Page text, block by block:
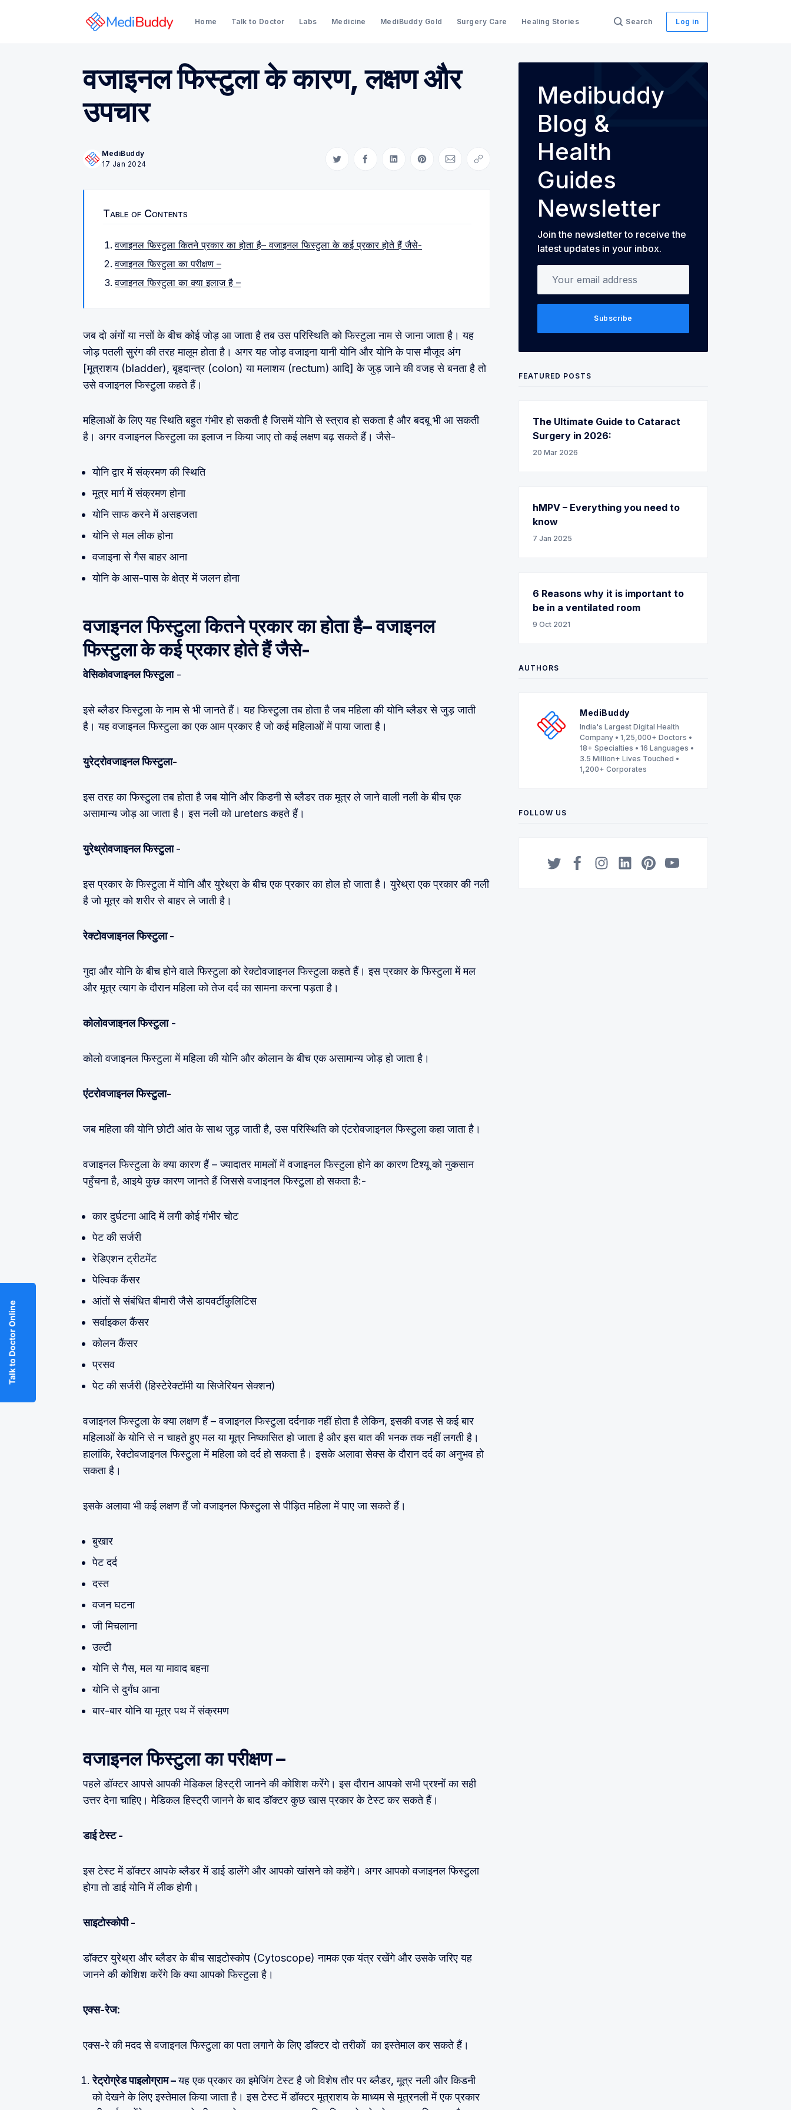
Home Talk to Doctor Labs Medicine MediBuddy Gold Surgery Care Healing Stories Search Log in
Search Medibuddy Blog & Health Guides
वजाइनल फिस्टुला के कारण, लक्षण और
उपचार
MediBuddy
17 Jan 2024
Share on Twitter
Share on Facebook
Share on LinkedIn
Share on Pinterest
Share via Email
Copy link
Table of Contents
वजाइनल फिस्टुला कितने प्रकार का होता है– वजाइनल फिस्टुला के कई प्रकार होते हैं जैसे-
वजाइनल फिस्टुला का परीक्षण –
वजाइनल फिस्टुला का क्या इलाज है –
जब दो अंगों या नसों के बीच कोई जोड़ आ जाता है तब उस परिस्थिति को फिस्टुला नाम से जाना जाता है। यह
जोड़ पतली सुरंग की तरह मालूम होता है। अगर यह जोड़ वजाइना यानी योनि और योनि के पास मौजूद अंग
[मूत्राशय (bladder), बृहदान्त्र (colon) या मलाशय (rectum) आदि] के जुड़ जाने की वजह से बनता है तो
उसे वजाइनल फिस्टुला कहते हैं।
महिलाओं के लिए यह स्थिति बहुत गंभीर हो सकती है जिसमें योनि से स्त्राव हो सकता है और बदबू भी आ सकती
है। अगर वजाइनल फिस्टुला का इलाज न किया जाए तो कई लक्षण बढ़ सकते हैं। जैसे-
योनि द्वार में संक्रमण की स्थिति
मूत्र मार्ग में संक्रमण होना
योनि साफ करने में असहजता
योनि से मल लीक होना
वजाइना से गैस बाहर आना
योनि के आस-पास के क्षेत्र में जलन होना
वजाइनल फिस्टुला कितने प्रकार का होता है– वजाइनल
फिस्टुला के कई प्रकार होते हैं जैसे-
वेसिकोवजाइनल फिस्टुला-
इसे ब्लैडर फिस्टुला के नाम से भी जानते हैं। यह फिस्टुला तब होता है जब महिला की योनि ब्लैडर से जुड़ जाती
है। यह वजाइनल फिस्टुला का एक आम प्रकार है जो कई महिलाओं में पाया जाता है।
युरेट्रोवजाइनल फिस्टुला-
इस तरह का फिस्टुला तब होता है जब योनि और किडनी से ब्लैडर तक मूत्र ले जाने वाली नली के बीच एक
असामान्य जोड़ आ जाता है। इस नली को ureters कहते हैं।
युरेथ्रोवजाइनल फिस्टुला-
इस प्रकार के फिस्टुला में योनि और युरेथ्रा के बीच एक प्रकार का होल हो जाता है। युरेथ्रा एक प्रकार की नली
है जो मूत्र को शरीर से बाहर ले जाती है।
रेक्टोवजाइनल फिस्टुला -
गुदा और योनि के बीच होने वाले फिस्टुला को रेक्टोवजाइनल फिस्टुला कहते हैं। इस प्रकार के फिस्टुला में मल
और मूत्र त्याग के दौरान महिला को तेज दर्द का सामना करना पड़ता है।
कोलोवजाइनल फिस्टुला-
कोलो वजाइनल फिस्टुला में महिला की योनि और कोलान के बीच एक असामान्य जोड़ हो जाता है।
एंटरोवजाइनल फिस्टुला-
जब महिला की योनि छोटी आंत के साथ जुड़ जाती है, उस परिस्थिति को एंटरोवजाइनल फिस्टुला कहा जाता है।
वजाइनल फिस्टुला के क्या कारण हैं – ज्यादातर मामलों में वजाइनल फिस्टुला होने का कारण टिश्यू को नुकसान
पहुँचना है, आइये कुछ कारण जानते हैं जिससे वजाइनल फिस्टुला हो सकता है:-
कार दुर्घटना आदि में लगी कोई गंभीर चोट
पेट की सर्जरी
रेडिएशन ट्रीटमेंट
पेल्विक कैंसर
आंतों से संबंधित बीमारी जैसे डायवर्टीकुलिटिस
सर्वाइकल कैंसर
कोलन कैंसर
प्रसव
पेट की सर्जरी (हिस्टेरेक्टॉमी या सिजेरियन सेक्शन)
वजाइनल फिस्टुला के क्या लक्षण हैं – वजाइनल फिस्टुला दर्दनाक नहीं होता है लेकिन, इसकी वजह से कई बार
महिलाओं के योनि से न चाहते हुए मल या मूत्र निष्कासित हो जाता है और इस बात की भनक तक नहीं लगती है।
हालांकि, रेक्टोवजाइनल फिस्टुला में महिला को दर्द हो सकता है। इसके अलावा सेक्स के दौरान दर्द का अनुभव हो
सकता है।
इसके अलावा भी कई लक्षण हैं जो वजाइनल फिस्टुला से पीड़ित महिला में पाए जा सकते हैं।
बुखार
पेट दर्द
दस्त
वजन घटना
जी मिचलाना
उल्टी
योनि से गैस, मल या मावाद बहना
योनि से दुर्गंध आना
बार-बार योनि या मूत्र पथ में संक्रमण
वजाइनल फिस्टुला का परीक्षण –
पहले डॉक्टर आपसे आपकी मेडिकल हिस्ट्री जानने की कोशिश करेंगे। इस दौरान आपको सभी प्रश्नों का सही
उत्तर देना चाहिए। मेडिकल हिस्ट्री जानने के बाद डॉक्टर कुछ खास प्रकार के टेस्ट कर सकते हैं।
डाई टेस्ट -
इस टेस्ट में डॉक्टर आपके ब्लैडर में डाई डालेंगे और आपको खांसने को कहेंगे। अगर आपको वजाइनल फिस्टुला
होगा तो डाई योनि में लीक होगी।
साइटोस्कोपी -
डॉक्टर युरेथ्रा और ब्लैडर के बीच साइटोस्कोप (Cytoscope) नामक एक यंत्र रखेंगे और उसके जरिए यह
जानने की कोशिश करेंगे कि क्या आपको फिस्टुला है।
एक्स-रेज:
एक्स-रे की मदद से वजाइनल फिस्टुला का पता लगाने के लिए डॉक्टर दो तरीकों का इस्तेमाल कर सकते हैं।
रेट्रोग्रेड पाइलोग्राम –यह एक प्रकार का इमेजिंग टेस्ट है जो विशेष तौर पर ब्लैडर, मूत्र नली और किडनी
को देखने के लिए इस्तेमाल किया जाता है। इस टेस्ट में डॉक्टर मूत्राशय के माध्यम से मूत्रनली में एक प्रकार
Medibuddy
Blog &
Health
Guides
Newsletter
Join the newsletter to receive the
latest updates in your inbox.
Subscribe
FEATURED POSTS
The Ultimate Guide to Cataract
Surgery in 2026:
20 Mar 2026
hMPV – Everything you need to
know
7 Jan 2025
6 Reasons why it is important to
be in a ventilated room
9 Oct 2021
AUTHORS
MediBuddy
India's Largest Digital Health
Company • 1,25,000+ Doctors •
18+ Specialties • 16 Languages •
3.5 Million+ Lives Touched •
1,200+ Corporates
FOLLOW US
Talk to Doctor Online